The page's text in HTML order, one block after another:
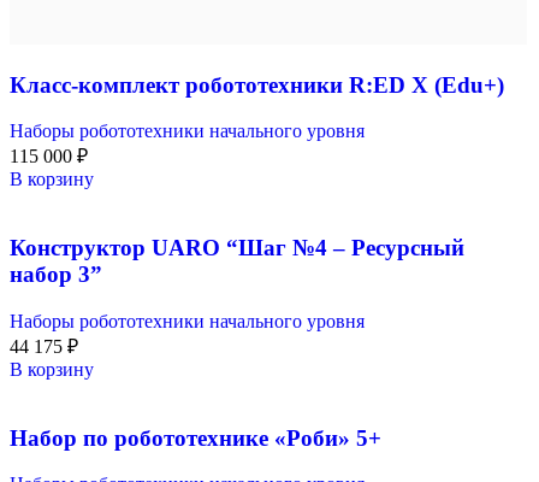
Класс-комплект робототехники R:ED X (Edu+)
Наборы робототехники начального уровня
115 000 ₽
В корзину
Конструктор UARO “Шаг №4 – Ресурсный
набор 3”
Наборы робототехники начального уровня
44 175 ₽
В корзину
Набор по робототехнике «Роби» 5+